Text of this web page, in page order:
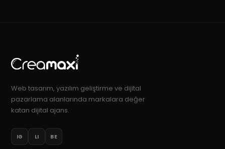
Web tasarım, yazılım geliştirme ve dijital
pazarlama alanlarında markalara değer
katan dijital ajans.
IG LI BE